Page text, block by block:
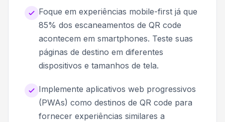
Foque em experiências mobile-first já que
85% dos escaneamentos de QR code
acontecem em smartphones. Teste suas
páginas de destino em diferentes
dispositivos e tamanhos de tela.
Implemente aplicativos web progressivos
(PWAs) como destinos de QR code para
fornecer experiências similares a